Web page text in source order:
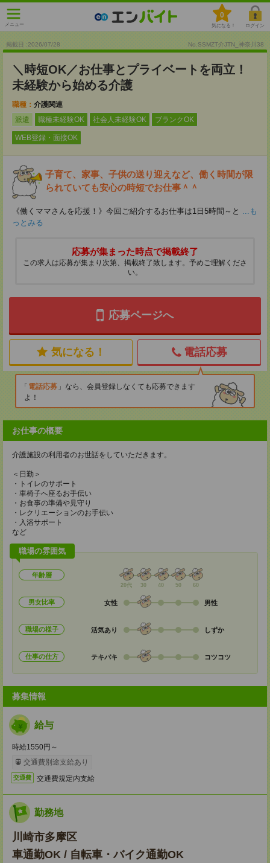
メニュー
0
気になる！ ログイン
掲載日 :2026/07/28 No.SSMZT介JTN_神奈川38
＼時短OK／お仕事とプライベートを両立！
未経験から始める介護
職種： 介護関連
派遣
職種未経験OK 社会人未経験OK ブランクOK
WEB登録・面接OK
子育て、家事、子供の送り迎えなど、働く時間が限
られていても安心の時短でお仕事＾＾
《働くママさんを応援！》今回ご紹介するお仕事は1日5時間～と ...も
っとみる
応募が集まった時点で掲載終了
この求人は応募が集まり次第、掲載終了致します。予めご理解くださ
い。
応募ページへ
気になる！ 電話応募
電話応募
なら、会員登録しなくても応募できます
よ！
お仕事の概要
介護施設の利用者のお世話をしていただきます。
＜日勤＞
・トイレのサポート
・車椅子へ座るお手伝い
・お食事の準備や見守り
・レクリエーションのお手伝い
・入浴サポート
など
職場の雰囲気
年齢層
20代 30 40 50 60
男女比率 女性 男性
職場の様子 活気あり しずか
仕事の仕方 テキパキ コツコツ
募集情報
給与
時給1550円～
交通費別途支給あり
交通費 交通費規定内支給
勤務地
川崎市多摩区
車通勤OK / 自転車・バイク通勤OK